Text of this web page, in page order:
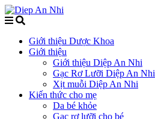
Giới thiệu Dược Khoa
Giới thiệu
Giới thiệu Diệp An Nhi
Gạc Rơ Lưỡi Diệp An Nhi
Xịt muỗi Diệp An Nhi
Kiến thức cho mẹ
Da bé khỏe
Gạc rơ lưỡi cho bé